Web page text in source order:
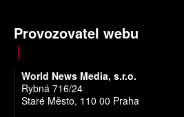
Provozovatel webu
World News Media, s.r.o.
Rybná 716/24
Staré Město, 110 00 Praha